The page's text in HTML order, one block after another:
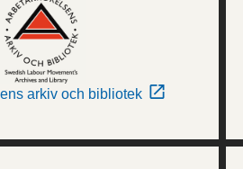
arkiv och bibliotek